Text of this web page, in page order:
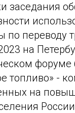
заседания
по переводу
на
форуме
топливо» -
на